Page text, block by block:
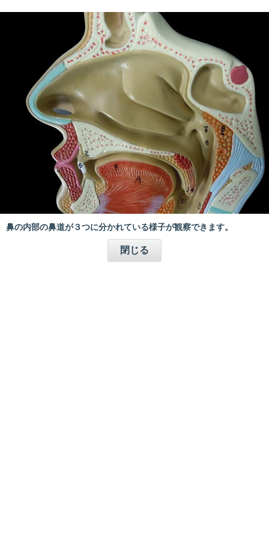
鼻の内部の鼻道が３つに分かれている様子が観察できます。
閉じる